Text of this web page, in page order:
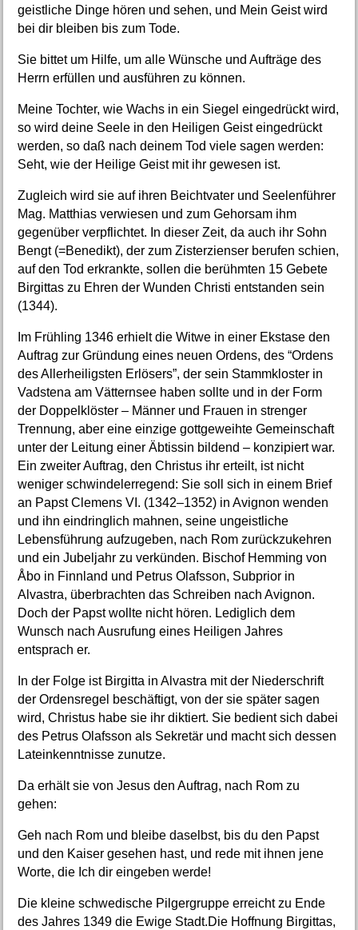
geistliche Dinge hören und sehen, und Mein Geist wird
bei dir bleiben bis zum Tode.
Sie bittet um Hilfe, um alle Wünsche und Aufträge des
Herrn erfüllen und ausführen zu können.
Meine Tochter, wie Wachs in ein Siegel eingedrückt wird,
so wird deine Seele in den Heiligen Geist eingedrückt
werden, so daß nach deinem Tod viele sagen werden:
Seht, wie der Heilige Geist mit ihr gewesen ist.
Zugleich wird sie auf ihren Beichtvater und Seelenführer
Mag. Matthias verwiesen und zum Gehorsam ihm
gegenüber verpflichtet. In dieser Zeit, da auch ihr Sohn
Bengt (=Benedikt), der zum Zisterzienser berufen schien,
auf den Tod erkrankte, sollen die berühmten 15 Gebete
Birgittas zu Ehren der Wunden Christi entstanden sein
(1344).
Im Frühling 1346 erhielt die Witwe in einer Ekstase den
Auftrag zur Gründung eines neuen Ordens, des “Ordens
des Allerheiligsten Erlösers”, der sein Stammkloster in
Vadstena am Vätternsee haben sollte und in der Form
der Doppelklöster – Männer und Frauen in strenger
Trennung, aber eine einzige gottgeweihte Gemeinschaft
unter der Leitung einer Äbtissin bildend – konzipiert war.
Ein zweiter Auftrag, den Christus ihr erteilt, ist nicht
weniger schwindelerregend: Sie soll sich in einem Brief
an Papst Clemens VI. (1342–1352) in Avignon wenden
und ihn eindringlich mahnen, seine ungeistliche
Lebensführung aufzugeben, nach Rom zurückzukehren
und ein Jubeljahr zu verkünden. Bischof Hemming von
Åbo in Finnland und Petrus Olafsson, Subprior in
Alvastra, überbrachten das Schreiben nach Avignon.
Doch der Papst wollte nicht hören. Lediglich dem
Wunsch nach Ausrufung eines Heiligen Jahres
entsprach er.
In der Folge ist Birgitta in Alvastra mit der Niederschrift
der Ordensregel beschäftigt, von der sie später sagen
wird, Christus habe sie ihr diktiert. Sie bedient sich dabei
des Petrus Olafsson als Sekretär und macht sich dessen
Lateinkenntnisse zunutze.
Da erhält sie von Jesus den Auftrag, nach Rom zu
gehen:
Geh nach Rom und bleibe daselbst, bis du den Papst
und den Kaiser gesehen hast, und rede mit ihnen jene
Worte, die Ich dir eingeben werde!
Die kleine schwedische Pilgergruppe erreicht zu Ende
des Jahres 1349 die Ewige Stadt.Die Hoffnung Birgittas,